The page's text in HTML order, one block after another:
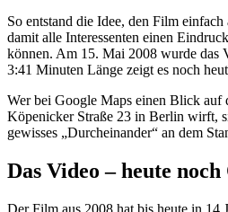
So entstand die Idee, den Film
damit alle Interessenten einen
können. Am 15. Mai 2008 wurde das
3:41 Minuten Länge zeigt es noch
Wer bei Google Maps einen Blick auf
Köpenicker Straße 23 in Berlin wirft,
gewisses „Durcheinander“ an dem
Das Video – heute